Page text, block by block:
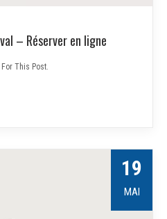
– Réserver en ligne
This Post.
19
MAI